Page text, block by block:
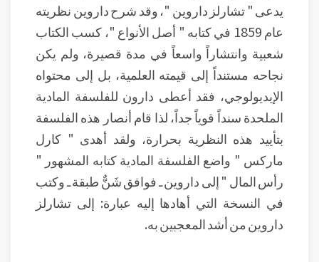
يدعى " تشارلز داروين "، وقد شرح داروين نظريته
عام 1859 في كتابه " أصل الأنواع "، كسب الكتاب
شعبية وانتشاراً واسعاً في مدة قصيرة، ولم يكن
نجاحه مستنداً إلى قيمته العلمية، بل إلى محتواه
الإيديولوجي، فقد أعطى دارون للفلسفة المادية
الملحدة سنداً قوياً جداً، لذا قام أنصار هذه الفلسفة
بتأييد هذه النظرية بحرارة، ولقد أهدى " كارل
ماركس " واضع الفلسفة المادية كتابه المشهور "
رأس المال " إلى داروين ـ فوافق شَنٌّ طبقة ـ وكتب
في النسخة التي أهادها إليه عبارة: إلى تشارلز
داروين من أشد المعجبين به.